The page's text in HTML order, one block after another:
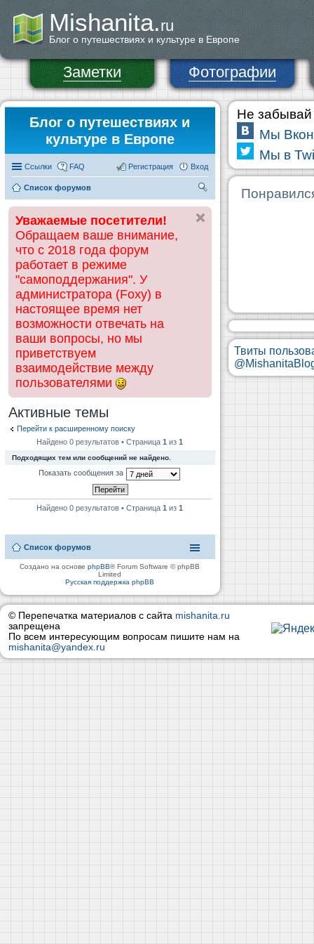
Mishanita.ru
Блог о путешествиях и культуре в Европе
Заметки Фотографии
Блог о путешествиях и
культуре в Европе
Ссылки FAQ Вход
Регистрация
Список форумов
ск
Уважаемые посетители!
Обращаем ваше внимание,
что с 2018 года форум
работает в режиме
"самоподдержания". У
администратора (Foxy) в
настоящее время нет
возможности отвечать на
ваши вопросы, но мы
приветствуем
взаимодействие между
пользователями
Активные темы
Перейти к расширенному поиску
Найдено 0 результатов • Страница1 из1
Подходящих тем или сообщений не найдено.
Показать сообщения за
Найдено 0 результатов • Страница1 из1
Список форумов
Создано на основеphpBB® Forum Software © phpBB
Limited
Русская поддержка phpBB
Не забывай
Мы
Мы в
Твиты
© Перепечатка материалов с сайта mishanita.ru
запрещена
По всем интересующим вопросам пишите нам на
mishanita@yandex.ru